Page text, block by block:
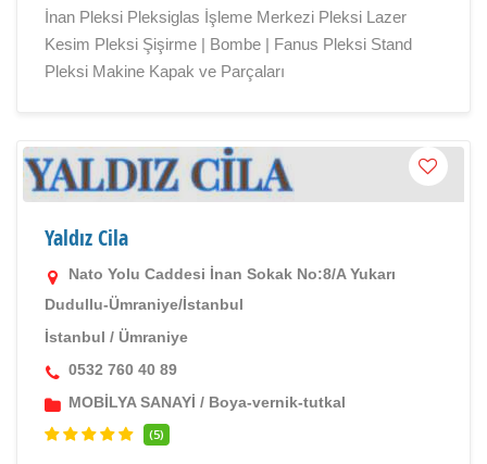
İnan Pleksi Pleksiglas İşleme Merkezi Pleksi Lazer
Kesim Pleksi Şişirme | Bombe | Fanus Pleksi Stand
Pleksi Makine Kapak ve Parçaları
Yaldız Cila
Nato Yolu Caddesi İnan Sokak No:8/A Yukarı
Dudullu-Ümraniye/İstanbul
İstanbul / Ümraniye
0532 760 40 89
MOBİLYA SANAYİ / Boya-vernik-tutkal
(5)